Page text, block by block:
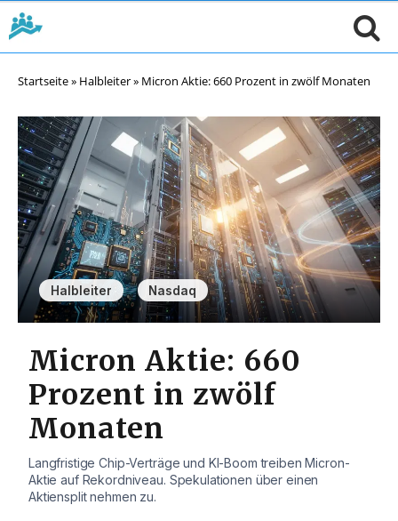
Startseite» Halbleiter» Micron Aktie: 660 Prozent in zwölf Monaten
Halbleiter , Nasdaq
Micron Aktie: 660
Prozent in zwölf
Monaten
Langfristige Chip-Verträge und KI-Boom treiben Micron-
Aktie auf Rekordniveau. Spekulationen über einen
Aktiensplit nehmen zu.